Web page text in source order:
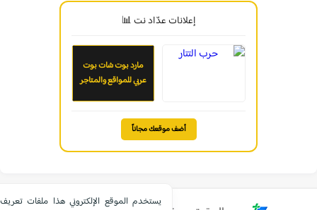
إعلانات عدّاد نت 📊
مارد بوت شات بوت
عربي للمواقع والمتاجر
أضف موقعك مجاناً
يستخدم الموقع الإلكتروني هذا ملفات تعريف